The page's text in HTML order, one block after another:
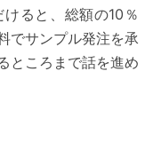
ると、総額の10％
でサンプル発注を承
ところまで話を進め